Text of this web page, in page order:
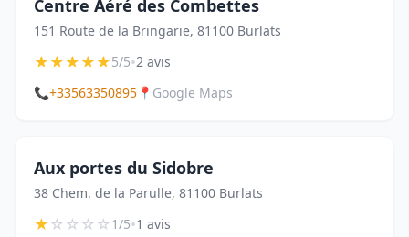
Centre Aéré des Combettes
151 Route de la Bringarie, 81100 Burlats
★★★★★5/5•2 avis
📞+33563350895 📍 Google Maps
Aux portes du Sidobre
38 Chem. de la Parulle, 81100 Burlats
★☆☆☆☆1/5•1 avis